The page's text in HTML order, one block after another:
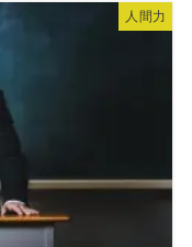
人間力